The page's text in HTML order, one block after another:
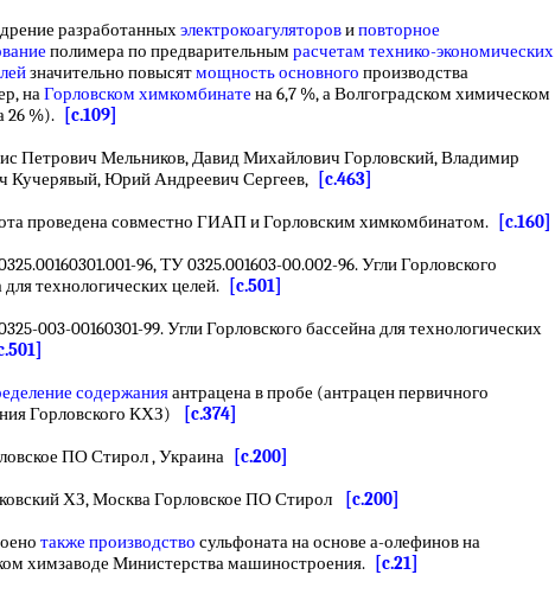
разработанныхэлектрокоагуляторовиповторное
полимера по предварительным расчетам технико-экономических
значительно повысятмощность основного производства
наГорловском химкомбинате на 6,7 %, а Волгоградском химическом
26 %).
[c.109]
Мельников, Давид Михайлович Горловский, Владимир
Кучерявый, Юрий Андреевич Сергеев,
[c.463]
проведена совместно ГИАП и Горловским химкомбинатом.
[c.160]
96, ТУ 0325.001603-00.002-96. Угли Горловского
для технологических целей.
[c.501]
003-00160301-99. Угли Горловского бассейна для технологических
содержанияантрацена в пробе (антрацен первичного
Горловского КХЗ)
[c.374]
ПО Стирол , Украина
[c.200]
ХЗ, Москва Горловское ПО Стирол
[c.200]
также производство сульфоната на основе а-олефинов на
химзаводе Министерства машиностроения.
[c.21]